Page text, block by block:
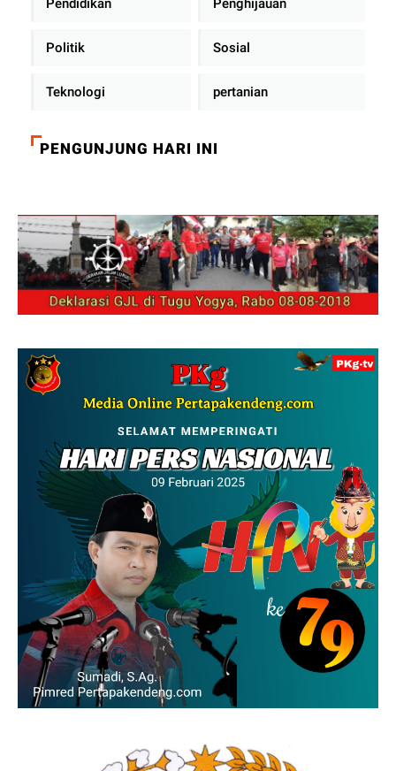
Pendidikan Penghijauan
Politik Sosial
Teknologi pertanian
PENGUNJUNG HARI INI